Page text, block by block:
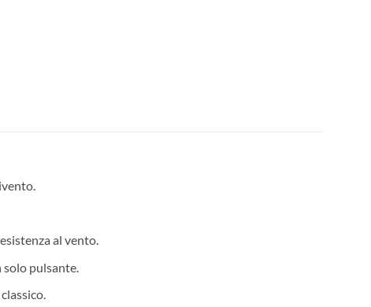
al vento.
pulsante.